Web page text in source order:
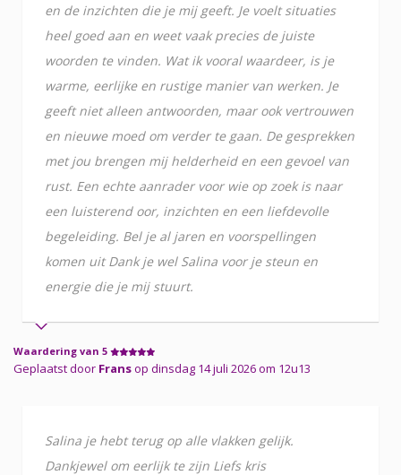
en de inzichten die je mij geeft. Je voelt situaties
heel goed aan en weet vaak precies de juiste
woorden te vinden. Wat ik vooral waardeer, is je
warme, eerlijke en rustige manier van werken. Je
geeft niet alleen antwoorden, maar ook vertrouwen
en nieuwe moed om verder te gaan. De gesprekken
met jou brengen mij helderheid en een gevoel van
rust. Een echte aanrader voor wie op zoek is naar
een luisterend oor, inzichten en een liefdevolle
begeleiding. Bel je al jaren en voorspellingen
komen uit Dank je wel Salina voor je steun en
energie die je mij stuurt.
Waardering van 5
Geplaatst door Fransop dinsdag 14 juli 2026 om 12u13
Salina je hebt terug op alle vlakken gelijk.
Dankjewel om eerlijk te zijn Liefs kris